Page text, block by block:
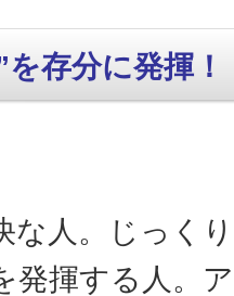
存分に発揮！
な人。じっく
発揮する人。